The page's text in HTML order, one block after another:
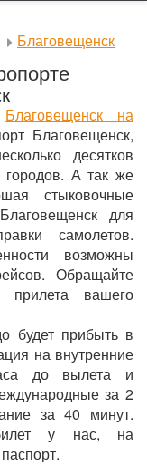
Благовещенск
Благовещенск на
Благовещенск,
десятков
А так же
стыковочные
для
самолетов.
возможны
Обращайте
вашего
будет прибыть в
на внутренние
до вылета и
за 2
за 40 минут.
у нас, на